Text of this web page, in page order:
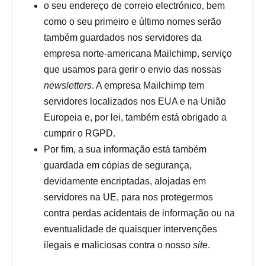
o seu endereço de correio electrónico, bem
como o seu primeiro e último nomes serão
também guardados nos servidores da
empresa norte-americana Mailchimp, serviço
que usamos para gerir o envio das nossas
newsletters. A empresa Mailchimp tem
servidores localizados nos EUA e na União
Europeia e, por lei, também está obrigado a
cumprir o RGPD.
Por fim, a sua informação está também
guardada em cópias de segurança,
devidamente encriptadas, alojadas em
servidores na UE, para nos protegermos
contra perdas acidentais de informação ou na
eventualidade de quaisquer intervenções
ilegais e maliciosas contra o nosso site.